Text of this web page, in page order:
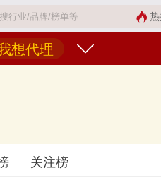
想代理
、清风、心相印、nepia妮飘、
关注榜